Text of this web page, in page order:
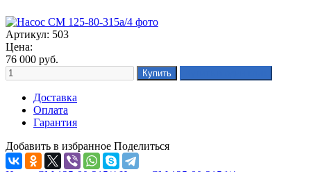
Артикул: 503
Цена:
76 000 руб.
Доставка
Оплата
Гарантия
Добавить в избранное Поделиться